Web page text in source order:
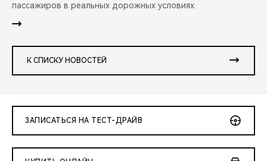
пассажиров в реальных дорожных условиях.
К СПИСКУ НОВОСТЕЙ
ЗАПИСАТЬСЯ НА ТЕСТ-ДРАЙВ